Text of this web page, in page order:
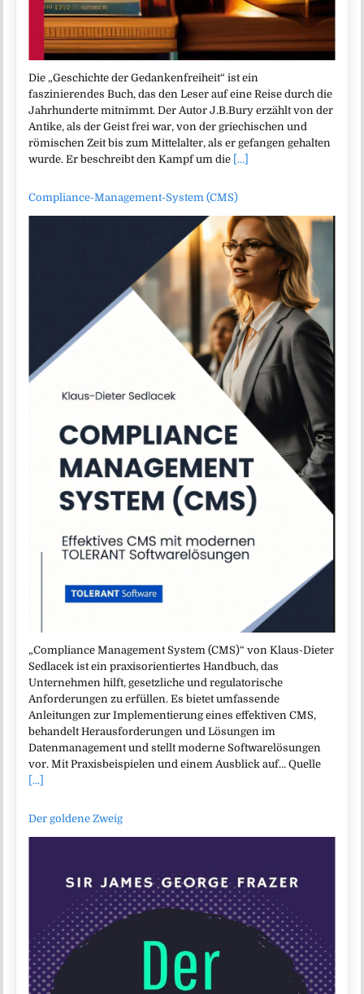
Die „Geschichte der Gedankenfreiheit“ ist ein
faszinierendes Buch, das den Leser auf eine Reise durch die
Jahrhunderte mitnimmt. Der Autor J.B.Bury erzählt von der
Antike, als der Geist frei war, von der griechischen und
römischen Zeit bis zum Mittelalter, als er gefangen gehalten
wurde. Er beschreibt den Kampf um die [...]
Compliance-Management-System (CMS)
„Compliance Management System (CMS)“ von Klaus-Dieter
Sedlacek ist ein praxisorientiertes Handbuch, das
Unternehmen hilft, gesetzliche und regulatorische
Anforderungen zu erfüllen. Es bietet umfassende
Anleitungen zur Implementierung eines effektiven CMS,
behandelt Herausforderungen und Lösungen im
Datenmanagement und stellt moderne Softwarelösungen
vor. Mit Praxisbeispielen und einem Ausblick auf… Quelle
[...]
Der goldene Zweig